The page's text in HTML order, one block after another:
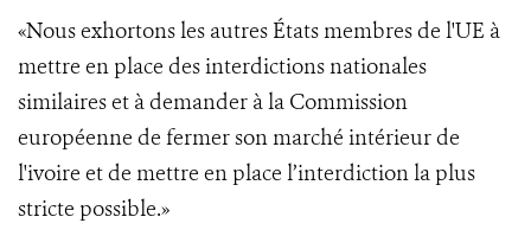
«Nous exhortons les autres États membres de l'UE à
mettre en place des interdictions nationales
similaires et à demander à la Commission
européenne de fermer son marché intérieur de
l'ivoire et de mettre en place l’interdiction la plus
stricte possible.»